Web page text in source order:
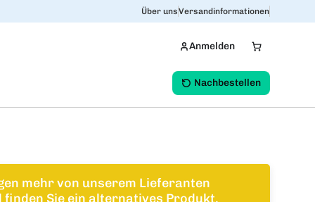
Über unsVersandinformationen
Anmelden
Nachbestellen
mehr von unserem Lieferanten
finden Sie ein alternatives Produkt.